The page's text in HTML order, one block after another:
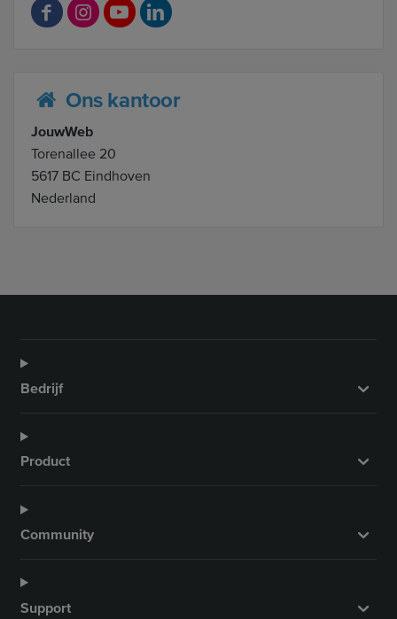
F
e
b
o
o
I
t
a
g
r
Y
T
L
k
Ons kantoor
JouwWeb
Torenallee 20
5617 BC Eindhoven
Nederland
Bedrijf
Product
Community
Support